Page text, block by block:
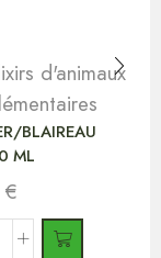
d'animaux
BLAIREAU
ML
€